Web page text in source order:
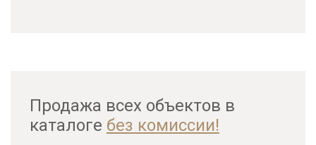
Продажа всех объектов в
каталоге без комиссии!